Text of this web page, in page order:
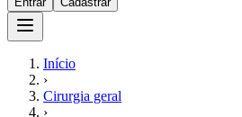
Início
›
Cirurgia geral
›